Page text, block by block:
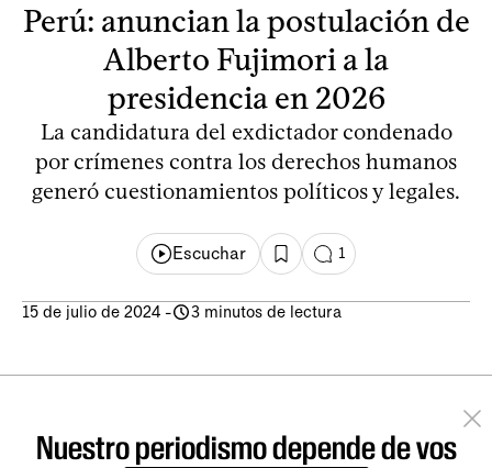
Perú: anuncian la postulación de
Alberto Fujimori a la
presidencia en 2026
La candidatura del exdictador condenado
por crímenes contra los derechos humanos
generó cuestionamientos políticos y legales.
Escuchar 1
15 de julio de 2024 - 3 minutos de lectura
Nuestro periodismo depende de vos